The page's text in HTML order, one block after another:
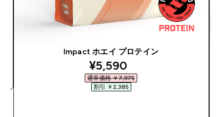
Impact ホエイ プロテイン
discounted price
¥5,590‎
通常価格 ￥7,975‎
割引 ￥2,385‎